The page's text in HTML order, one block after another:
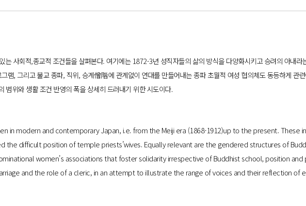
는 사회적,종교적 조건들을 살펴본다. 여기에는 1872-3년 성직자들의 삶의 방식을 다양화시키고 승려의 아내라
램, 그리고 불교 종파, 직위, 승계僧階에 관계없이 연대를 만들어내는 종파 초월적 여성 협의체도 동등하게 관
범위와 생활 조건 반영의 폭을 상세히 드러내기 위한 시도이다.
modern and contemporary Japan, i.e. from the Meiji era (1868-1912)up to the present. These
difficult position of temple priests’wives. Equally relevant are the gendered structures of
women’s associations that foster solidarity irrespective of Buddhist school, position and
and the role of a cleric, in an attempt to illustrate the range of voices and their reflection of